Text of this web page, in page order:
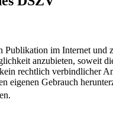
im Internet
anzubieten, soweit
rechtlich verbindlicher
Gebrauch